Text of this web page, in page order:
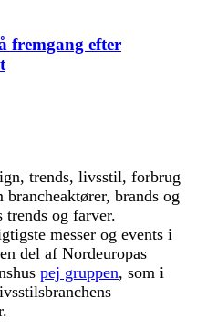
fremgang efter
trends, livsstil, forbrug
brands og
trends og farver.
messer og events i
del af Nordeuropas
pej gruppen, som i